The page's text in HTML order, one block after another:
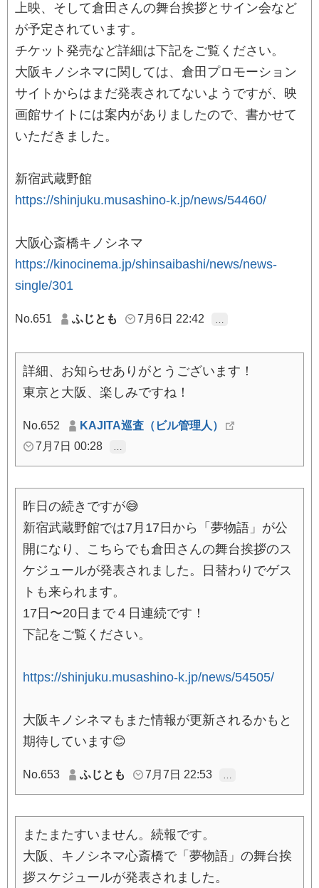
上映、そして倉田さんの舞台挨拶とサイン会など
が予定されています。
チケット発売など詳細は下記をご覧ください。
大阪キノシネマに関しては、倉田プロモーション
サイトからはまだ発表されてないようですが、映
画館サイトには案内がありましたので、書かせて
いただきました。
新宿武蔵野館
https://shinjuku.musashino-k.jp/news/54460/
大阪心斎橋キノシネマ
https://kinocinema.jp/shinsaibashi/news/news-
single/301
No.651 ふじとも 7月6日 22:42
詳細、お知らせありがとうございます！
東京と大阪、楽しみですね！
No.652
KAJITA巡査（ビル管理人）
7月7日 00:28
昨日の続きですが😅
新宿武蔵野館では7月17日から「夢物語」が公
開になり、こちらでも倉田さんの舞台挨拶のス
ケジュールが発表されました。日替わりでゲス
トも来られます。
17日〜20日まで４日連続です！
下記をご覧ください。
https://shinjuku.musashino-k.jp/news/54505/
大阪キノシネマもまた情報が更新されるかもと
期待しています😊
No.653 ふじとも 7月7日 22:53
またまたすいません。続報です。
大阪、キノシネマ心斎橋で「夢物語」の舞台挨
拶スケジュールが発表されました。